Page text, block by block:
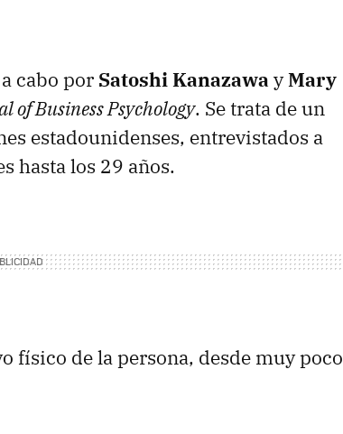
cabo por Satoshi Kanazawa yMary
of Business Psychology. Se trata de un
estadounidenses, entrevistados a
hasta los 29 años.
físico de la persona, desde muy poco